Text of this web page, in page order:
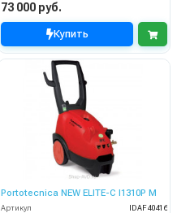
73 000 руб.
Купить
Portotecnica NEW ELITE-C I1310P M
Артикул
IDAF40416